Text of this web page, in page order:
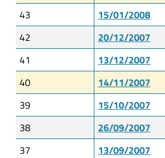
43
15/01/2008
42
20/12/2007
41
13/12/2007
40
14/11/2007
39
15/10/2007
38
26/09/2007
37
13/09/2007